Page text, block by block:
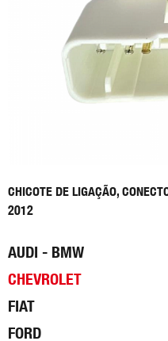
CHICOTE DE LIGAÇÃO,
2012
AUDI - BMW
CHEVROLET
FIAT
FORD